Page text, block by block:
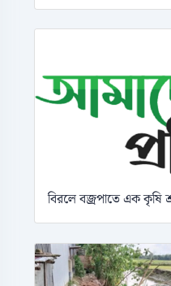
বিরলে বজ্রপাতে এক কৃষি